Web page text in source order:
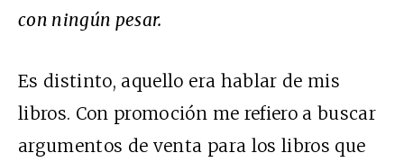
con ningún pesar.
Es distinto, aquello era hablar de mis
libros. Con promoción me refiero a buscar
argumentos de venta para los libros que